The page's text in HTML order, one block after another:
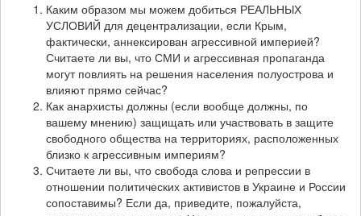
Каким образом мы можем добиться РЕАЛЬНЫХ
УСЛОВИЙ для децентрализации, если Крым,
фактически, аннексирован агрессивной империей?
Считаете ли вы, что СМИ и агрессивная пропаганда
могут повлиять на решения населения полуострова и
влияют прямо сейчас?
Как анархисты должны (если вообще должны, по
вашему мнению) защищать или участвовать в защите
свободного общества на территориях, расположенных
близко к агрессивным империям?
Считаете ли вы, что свобода слова и репрессии в
отношении политических активистов в Украине и России
сопоставимы? Если да, приведите, пожалуйста,